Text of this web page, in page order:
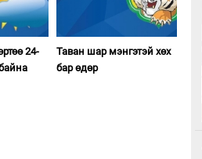
24-
Таван шар мэнгэтэй хөх
бар өдөр